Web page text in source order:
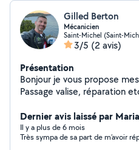
Gilled Berton
Mécanicien
Saint-Michel (Saint-
3/5 (2 avis)
Présentation
Bonjour je vous propose
Passage valise,
Dernier avis laissé par
Il y a plus de 6 mois
Très sympa de sa part de m’avoir